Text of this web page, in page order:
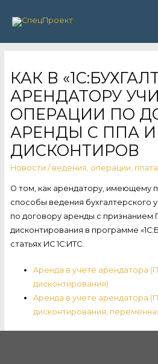
КАК В
АРЕНДАТОРУ
ОПЕРАЦИИ ПО
АРЕНДЫ С ППА И
ДИСКОНТИРОВ
Новости / ведения операции плата
О том, как арендатору, имеющему
способы ведения бухгалтерского
по договору аренды с признанием
дисконтирования в программе
статьях ИС 1С:ИТС.
Аренда в учете арендатора
дисконтирования)
Аренда в учете арендатора
дисконтирования,